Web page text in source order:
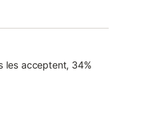
les acceptent, 34%